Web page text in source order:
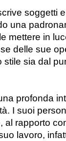
soggetti
una
mettere in
delle sue
sia dal
profonda
I suoi
al rapporto
lavoro,